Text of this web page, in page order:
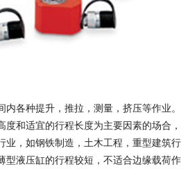
各种提升，推拉，测量，挤压等作业。
度和适宜的行程长度为主要因素的场合，
业，如钢铁制造，土木工程，重型建筑行
型液压缸的行程较短，不适合边缘载荷作